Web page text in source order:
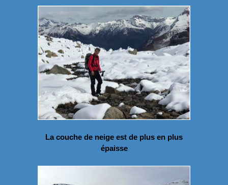
La couche de neige est de plus en plus
épaisse